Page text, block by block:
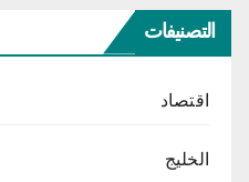
التصنيفات
اقتصاد
الخليج